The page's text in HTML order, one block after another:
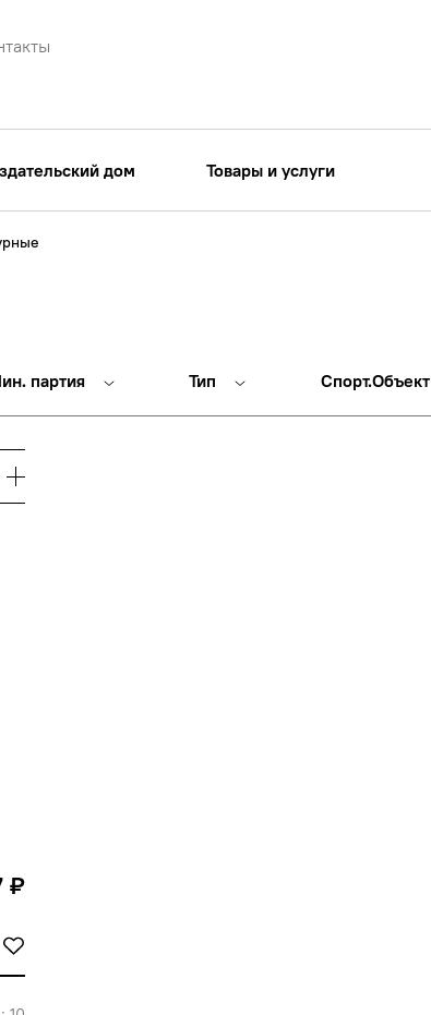
дом Товары и услуги
партия Тип Спорт.Объект
₽